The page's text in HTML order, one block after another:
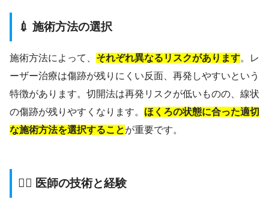
💉 施術方法の選択
施術方法によって、 それぞれ異なるリスクがあります。レ
ーザー治療は傷跡が残りにくい反面、再発しやすいという
特徴があります。切開法は再発リスクが低いものの、線状
の傷跡が残りやすくなります。 ほくろの状態に合った適切
な施術方法を選択することが重要です。
👨‍⚕️ 医師の技術と経験